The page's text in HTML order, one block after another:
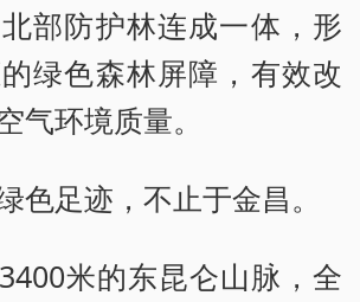
部防护林连成一体，形
绿色森林屏障，有效改
气环境质量。
色足迹，不止于金昌。
米的东昆仑山脉，全